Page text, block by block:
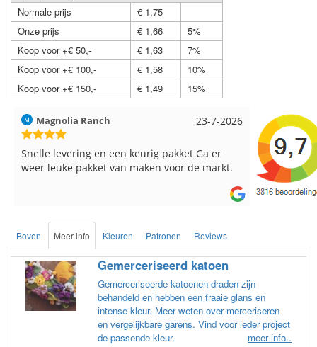
Normale prijs
€ 1,75
Onze prijs
€ 1,66
5%
Koop voor +€ 50,-
€ 1,63
7%
Koop voor +€ 100,-
€ 1,58
10%
Koop voor +€ 150,-
€ 1,49 15%
17-7-2026
Hilde uit Loyers
Reeds meerdere keren breigaren en
breinaalden besteld, altijd heel tevreden over
Loes uit
Snelle
Boven Meer info Kleuren Patronen Reviews
Gemerceriseerd katoen
Gemerceriseerde katoenen draden zijn
behandeld en hebben een fraaie glans en
intense kleur. Meer weten over merceriseren
en vergelijkbare garens. Vind voor ieder project
de passende kleur.
meer info..